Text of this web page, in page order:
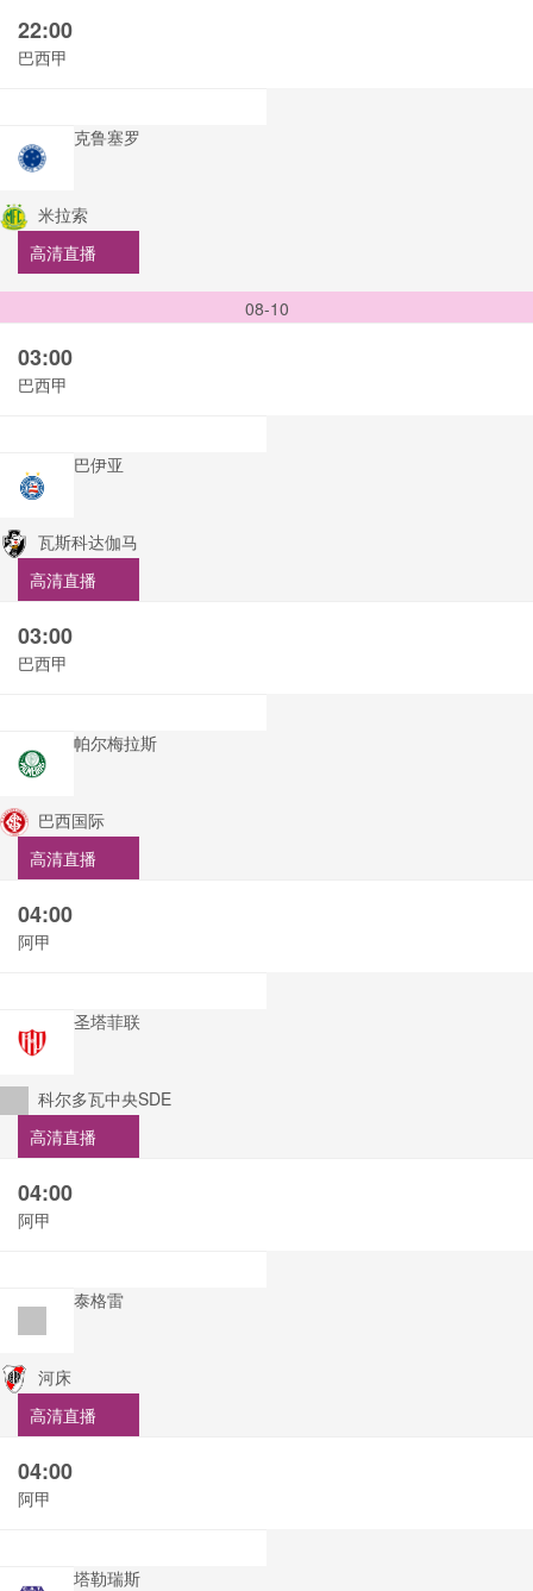
22:00
巴西甲
克鲁塞罗
米拉索
高清直播
08-10
03:00
巴西甲
巴伊亚
瓦斯科达伽马
高清直播
03:00
巴西甲
帕尔梅拉斯
巴西国际
高清直播
04:00
阿甲
圣塔菲联
科尔多瓦中央SDE
高清直播
04:00
阿甲
泰格雷
河床
高清直播
04:00
阿甲
塔勒瑞斯